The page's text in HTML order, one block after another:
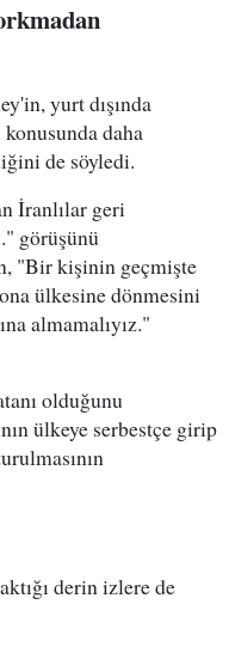
yurt dışında
daha
de söyledi.
İranlılar geri
görüşünü
"Bir kişinin geçmişte
ülkesine dönmesini
almamalıyız."
olduğunu
ülkeye serbestçe girip
derin izlere de